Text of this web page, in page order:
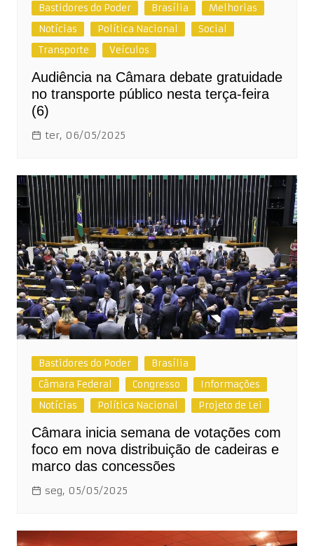
Bastidores do Poder Brasília
Melhorias
Notícias
Política Nacional
Social
Transporte
Veículos
Audiência na Câmara debate gratuidade
no transporte público nesta terça-feira
(6)
ter, 06/05/2025
Bastidores do Poder
Brasília
Câmara Federal
Congresso
Informações
Notícias
Política Nacional Projeto de Lei
Câmara inicia semana de votações com
foco em nova distribuição de cadeiras e
marco das concessões
seg, 05/05/2025